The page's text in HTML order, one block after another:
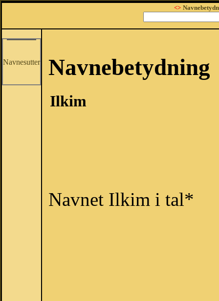
<>
Navnesutter Navnebetydning
Ilkim
Navnet Ilkim i tal*